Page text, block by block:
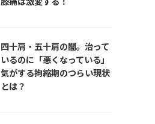
四十肩・五十肩の闇。治って
いるのに「悪くなっている」
気がする拘縮期のつらい現状
とは？